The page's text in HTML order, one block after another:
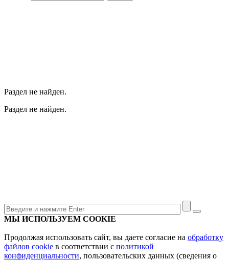
Раздел не найден.
Раздел не найден.
МЫ ИСПОЛЬЗУЕМ COOKIE
Продолжая использовать сайт, вы даете согласие на обработку
файлов cookie в соответствии с политикой
конфиденциальности, пользовательских данных (сведения о